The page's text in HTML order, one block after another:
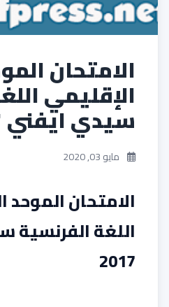
الامتحان
الإقليمي
سيدي ايفني 2017
مايو 03, 2020
الامتحان الموحد
اللغة الفرنسية
2017